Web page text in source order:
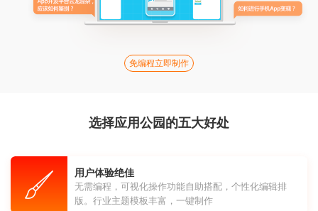
免编程立即制作
选择应用公园的五大好处
用户体验绝佳
无需编程，可视化操作功能自助搭配，个性化编辑排
版。行业主题模板丰富，一键制作